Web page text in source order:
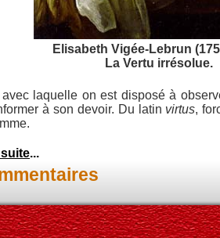
Elisabeth Vigée-Lebrun
La Vertu irrésolue.
avec laquelle on est disposé à
à son devoir. Du latin virtus,
suite...